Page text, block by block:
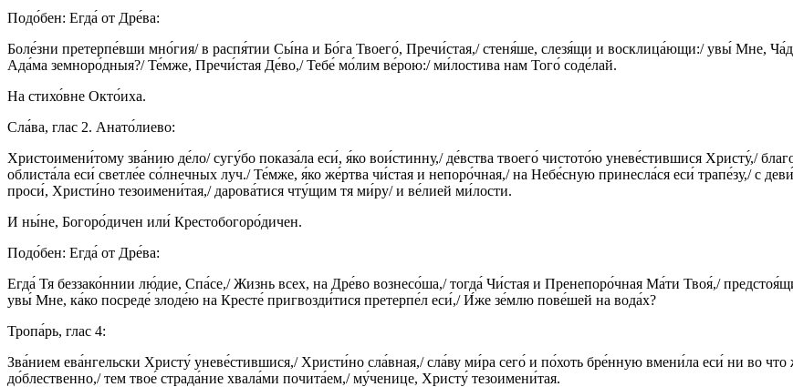
Подо́бен: Егда́ от Дре́ва:
Боле́зни претерпе́вши мно́гия/ в распя́тии Сы́на и Бо́га Твоего́, Пречи́стая,/ стеня́ше, слезя́щи и восклица́ющи:/ увы́ Мне,
Ада́ма земноро́дныя?/ Те́мже, Пречи́стая Де́во,/ Тебе́ мо́лим ве́рою:/ ми́лостива нам Того́ соде́лай.
На стихо́вне Окто́иха.
Сла́ва, глас 2. Анато́лиево:
Христоимени́тому зва́нию де́ло/ сугу́бо показа́ла еси́, я́ко вои́стинну,/ де́вства твоего́ чистото́ю уневе́стившися Христу́,/
облиста́ла еси́ светле́е со́лнечных луч./ Те́мже, я́ко же́ртва чи́стая и непоро́чная,/ на Небе́сную принесла́ся еси́ трапе́зу,/ с
проси́, Христи́но тезоимени́тая,/ дарова́тися чту́щим тя ми́ру/ и ве́лией ми́лости.
И ны́не, Богоро́дичен или́ Крестобогоро́дичен.
Подо́бен: Егда́ от Дре́ва:
Егда́ Тя беззако́ннии лю́дие, Спа́се,/ Жизнь всех, на Дре́во вознесо́ша,/ тогда́ Чи́стая и Пренепоро́чная Ма́ти Твоя́,/
увы́ Мне, ка́ко посреде́ злоде́ю на Кресте́ пригвозди́тися претерпе́л еси́,/ И́же зе́млю пове́шей на вода́х?
Тропа́рь, глас 4:
Зва́нием ева́нгельски Христу́ уневе́стившися,/ Христи́но сла́вная,/ сла́ву ми́ра сего́ и по́хоть бре́нную вмени́ла еси́ ни во
до́блественно,/ тем твое́ страда́ние хвала́ми почита́ем,/ му́ченице, Христу́ тезоимени́тая.